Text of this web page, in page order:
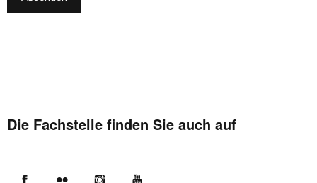
Die Fachstelle finden Sie auch auf